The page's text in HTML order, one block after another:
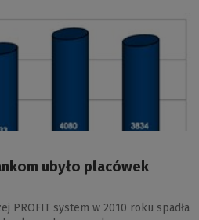
ubyło placówek
PROFIT system w 2010 roku spadła